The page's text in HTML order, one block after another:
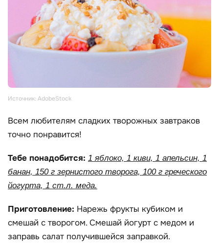
Источник: AdobeStock
Всем любителям сладких творожных завтраков
точно понравится!
Тебе понадобится: 1 яблоко, 1 киви, 1 апельсин, 1
банан, 150 г зернистого творога, 100 г греческого
йогурта, 1 ст.л. меда.
Приготовление: Нарежь фрукты кубиком и
смешай с творогом. Смешай йогурт с медом и
заправь салат получившейся заправкой.